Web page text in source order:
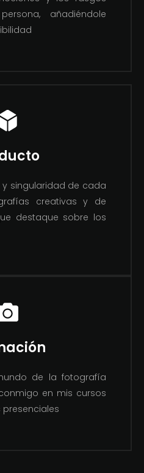
añadiéndole
y singularidad de cada
creativas y de
destaque sobre los
de la fotografía
en mis cursos